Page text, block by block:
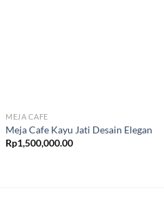
MEJA CAFE
Meja Cafe Kayu Jati Desain Elegan
Rp1,500,000.00